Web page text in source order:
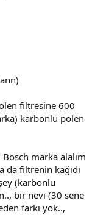
filtresine 600
karbonlu polen
marka alalım
filtrenin kağıdı
(karbonlu
bir nevi (30 sene
farkı yok..,